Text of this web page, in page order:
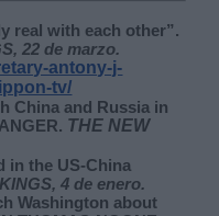
real with each other”.
22 de marzo.
antony-j-
tv/
China and Russia in
THE NEW
in the US-China
4 de enero.
Washington about